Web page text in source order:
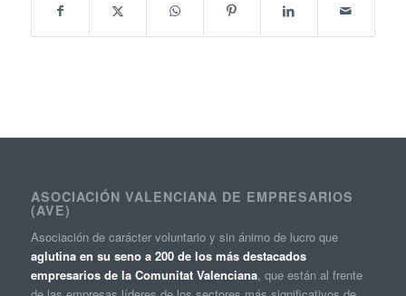
ASOCIACIÓN VALENCIANA DE EMPRESARIOS
(AVE)
Asociación de carácter voluntario y sin ánimo de lucro que
aglutina en su seno a 200 de los más destacados
empresarios de la Comunitat Valenciana, que están al frente